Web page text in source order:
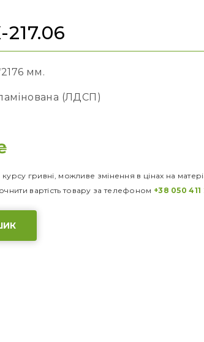
мм.
(ЛДСП)
гривні, можливе змінення в цінах на
вартість товару за телефоном +38 050